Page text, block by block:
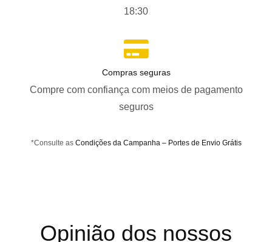
18:30
Compras seguras
Compre com confiança com meios de pagamento
seguros
*Consulte as Condições da Campanha – Portes de Envio Grátis
Opinião dos nossos